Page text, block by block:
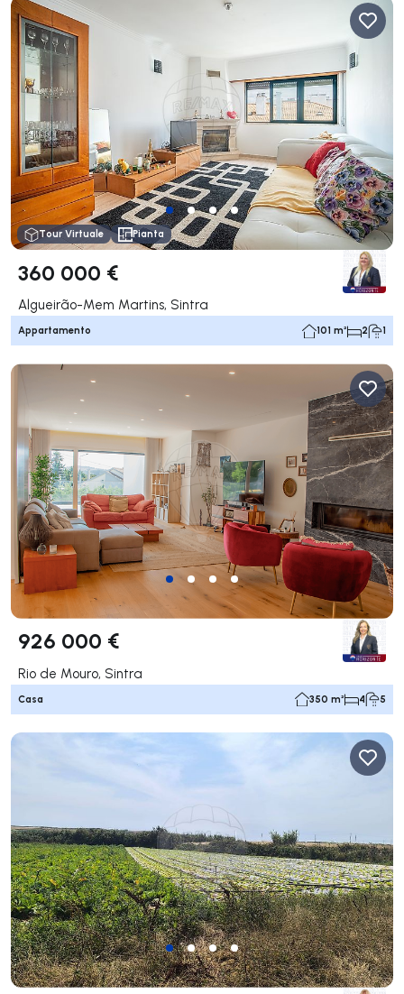
Tour Virtuale Pianta
360 000 €
Algueirão-Mem Martins, Sintra
Appartamento 101 m² 2 1
926 000 €
Rio de Mouro, Sintra
Casa 350 m² 4 5